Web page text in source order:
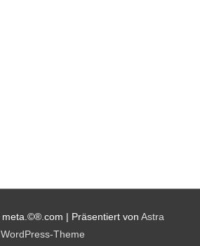
meta.©®.com | Präsentiert von Astra
WordPress-Theme